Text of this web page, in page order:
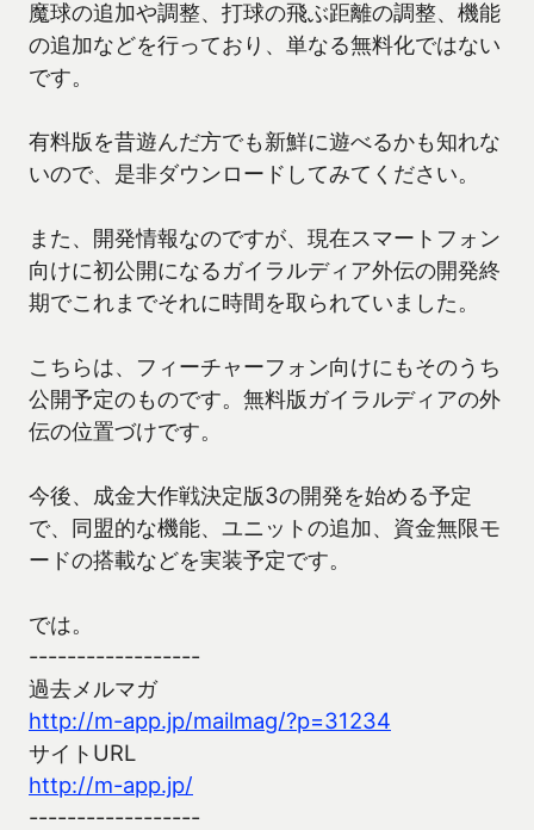
魔球の追加や調整、打球の飛ぶ距離の調整、機能
の追加などを行っており、単なる無料化ではない
です。
有料版を昔遊んだ方でも新鮮に遊べるかも知れな
いので、是非ダウンロードしてみてください。
また、開発情報なのですが、現在スマートフォン
向けに初公開になるガイラルディア外伝の開発終
期でこれまでそれに時間を取られていました。
こちらは、フィーチャーフォン向けにもそのうち
公開予定のものです。無料版ガイラルディアの外
伝の位置づけです。
今後、成金大作戦決定版3の開発を始める予定
で、同盟的な機能、ユニットの追加、資金無限モ
ードの搭載などを実装予定です。
では。
------------------
過去メルマガ
http://m-app.jp/mailmag/?p=31234
サイトURL
http://m-app.jp/
------------------